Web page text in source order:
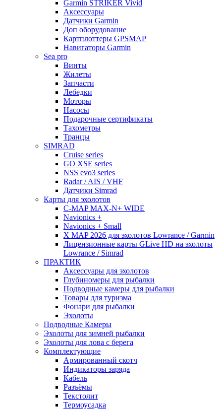
Garmin STRIKER Vivid
Аксессуары
Датчики Garmin
Доп оборудование
Картплоттеры GPSMAP
Навигаторы Garmin
Sea pro
Винты
Жилеты
Запчасти
Лебедки
Моторы
Насосы
Подарочные сертификаты
Тахометры
Транцы
SIMRAD
Cruise series
GO XSE series
NSS evo3 series
Radar / AIS / VHF
Датчики Simrad
Карты для эхолотов
C-MAP MAX-N+ WIDE
Navionics +
Navionics + Small
X MAP 2026 для эхолотов Lowrance / Garmin
Лицензионные карты GLive HD на эхолоты
Lowrance / Simrad
ПРАКТИК
Аксессуары для эхолотов
Глубиномеры для рыбалки
Подводные камеры для рыбалки
Товары для туризма
Фонари для рыбалки
Эхолоты
Подводные Камеры
Эхолоты для зимней рыбалки
Эхолоты для лова с берега
Комплектующие
Армированный скотч
Индикаторы заряда
Кабель
Разъёмы
Текстолит
Термоусадка